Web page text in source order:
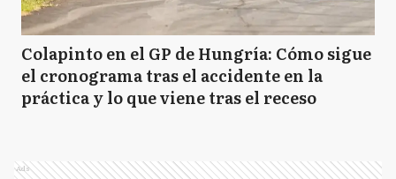
Colapinto en el GP de Hungría: Cómo sigue
el cronograma tras el accidente en la
práctica y lo que viene tras el receso
Ads